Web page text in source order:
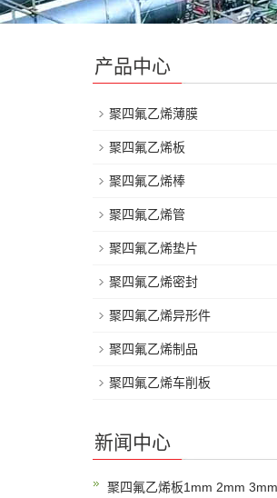
产品中心
聚四氟乙烯薄膜
聚四氟乙烯板
聚四氟乙烯棒
聚四氟乙烯管
聚四氟乙烯垫片
聚四氟乙烯密封
聚四氟乙烯异形件
聚四氟乙烯制品
聚四氟乙烯车削板
新闻中心